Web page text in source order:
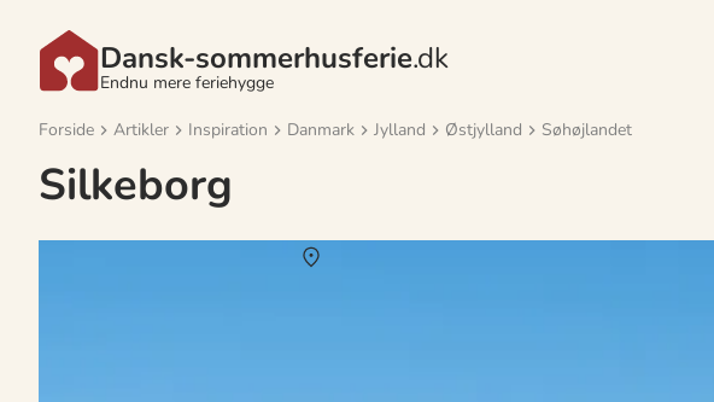
Dansk-sommerhusferie.dk
Endnu mere feriehygge
Forside Artikler Inspiration Danmark Jylland Østjylland Søhøjlandet
Silkeborg
Sommerhus i Silkeborg i uge 30